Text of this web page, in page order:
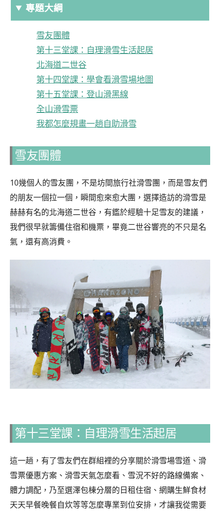
專題大綱
雪友團體
第十三堂課：自理滑雪生活起居
北海道二世谷
第十四堂課：學會看滑雪場地圖
第十五堂課：登山滑黑線
全山滑雪票
我都怎麼規畫一趟自助滑雪
雪友團體
10幾個人的雪友團，不是坊間旅行社滑雪團，而是雪友們
的朋友一個拉一個，瞬間愈來愈大團，選擇造訪的滑雪是
赫赫有名的北海道二世谷，有鑑於經驗十足雪友的建議，
我們很早就籌備住宿和機票，畢竟二世谷響亮的不只是名
氣，還有高消費。
第十三堂課：自理滑雪生活起居
這一趟，有了雪友們在群組裡的分享關於滑雪場雪道、滑
雪票優惠方案、滑雪天氣怎麼看、雪況不好的路線備案、
體力調配，乃至選澤包棟分層的日租住宿、網購生鮮食材
天天早餐晚餐自炊等等怎麼專業到位安排，才讓我從需要